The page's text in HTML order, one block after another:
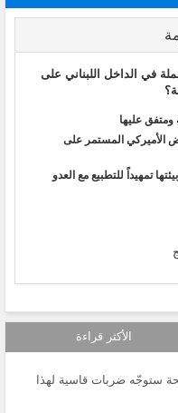
في الداخل اللبناني على
ومتفق عليها
الأميركي المستمر على
تمهيداً للتطبيع مع العدو
الأكثر قراءة
ستوجّه ضربات قاسية لهذا